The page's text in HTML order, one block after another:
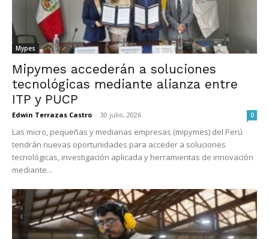
Mypes
Mipymes accederán a soluciones
tecnológicas mediante alianza entre
ITP y PUCP
Edwin Terrazas Castro - 30 julio, 2026 0
Las micro, pequeñas y medianas empresas (mipymes) del Perú
tendrán nuevas oportunidades para acceder a soluciones
tecnológicas, investigación aplicada y herramientas de innovación
mediante...